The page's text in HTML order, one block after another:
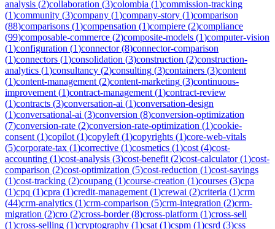
analysis (2)collaboration (3)colombia (1)commission-tracking
(1)community (3)company (1)company-story (1)comparison
(88)comparisons (1)compensation (1)compiere (2)compliance
(99)composable-commerce (2)composite-models (1)computer-vision
(1)configuration (1)connector(8)connector-comparison
(1)connectors (1)consolidation (3)construction (2)construction-
analytics (1)consultancy (2)consulting (3)containers (3)content
(1)content-management (2)content-marketing (3)continuous-
improvement (1)contract-management (1)contract-review
(1)contracts (3)conversation-ai (1)conversation-design
(1)conversational-ai (3)conversion (8)conversion-optimization
(7)conversion-rate (2)conversion-rate-optimization (1)cookie-
consent (1)copilot (1)copyleft (1)copyrights (1)core-web-vitals
(5)corporate-tax (1)corrective (1)cosmetics (1)cost (4)cost-
accounting (1)cost-analysis (3)cost-benefit (2)cost-calculator(1)cost-
comparison (2)cost-optimization (5)cost-reduction (1)cost-savings
(1)cost-tracking (2)coupang (1)course-creation (1)courses (3)cpa
(1)cpq (1)cpra (1)credit-management (1)crewai (2)criteria (1)crm
(44)crm-analytics (1)crm-comparison (5)crm-integration (2)crm-
migration (2)cro (2)cross-border(8)cross-platform (1)cross-sell
(1)cross-selling (1)cryptography (1)csat (1)cspm (1)csrd (3)css